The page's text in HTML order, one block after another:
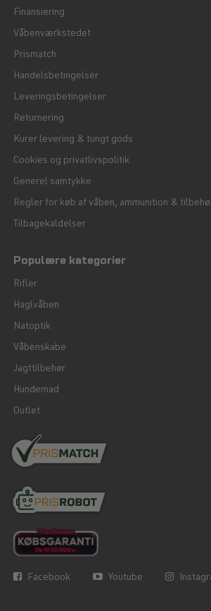
Finansiering
Våbenværkstedet
Prismatch
Handelsbetingelser
Leveringsbetingelser
Returnering
Kurer levering & tungt gods
Cookies og privatlivspolitik
Generel samtykke
Regler for køb af våben, ammunition &
Tilbagekaldelser
Populære kategorier
Rifler
Haglvåben
Natoptik
Våbenskabe
Jagttilbehør
Hundemad
Outlet
Facebook Youtube